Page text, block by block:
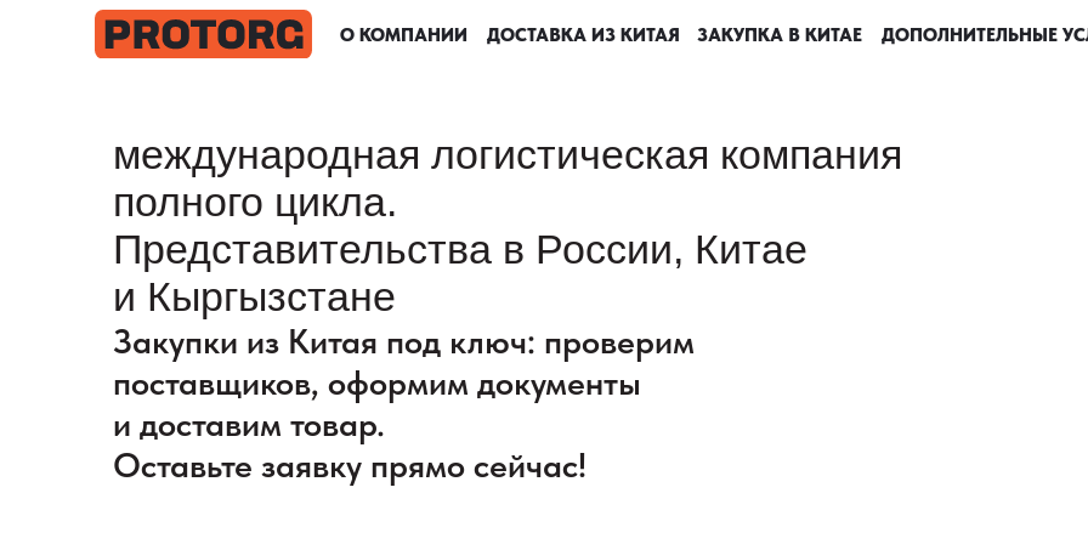
ДОПОЛНИТЕЛЬНЫЕ
О КОМПАНИИ ДОСТАВКА ИЗ КИТАЯ ЗАКУПКА В КИТАЕ ДОПОЛНИТЕЛЬНЫЕ
О КОМПАНИИ ДОСТАВКА ИЗ КИТАЯ ЗАКУПКА В КИТАЕ
международная логистическая компания
полного цикла.
Представительства в России, Китае
и Кыргызстане
Закупки из Китая под ключ: проверим
поставщиков, оформим документы
и доставим товар.
Оставьте заявку прямо сейчас!
ДОПОЛНИТЕЛЬНЫЕ
О КОМПАНИИ ДОСТАВКА ИЗ КИТАЯ ЗАКУПКА В КИТАЕ ДОПОЛНИТЕЛЬНЫЕ
О КОМПАНИИ ДОСТАВКА ИЗ КИТАЯ ЗАКУПКА В КИТАЕ